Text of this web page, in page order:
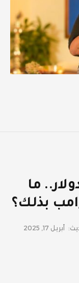
ما
بذلك؟
أبريل 17, 2025